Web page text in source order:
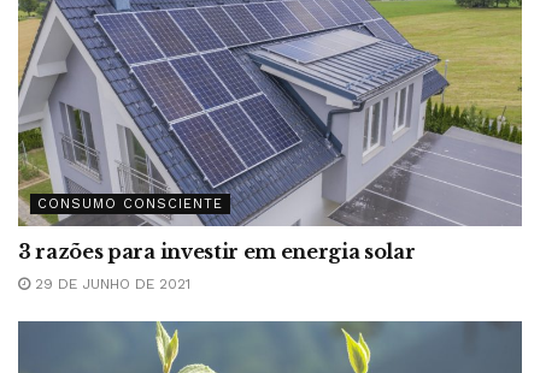
CONSUMO CONSCIENTE
3 razões para investir em energia solar
29 DE JUNHO DE 2021